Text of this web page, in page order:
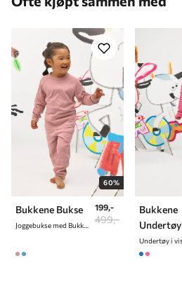
122 cm
8 år 128 cm
134 cm
10 år 140 cm
60%
Bukkene Bukse
Joggebukse med Bukkene Bruse print
199,-
499,-
Bukkene
Undertøy